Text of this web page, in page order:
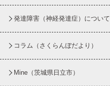
発達障害（神経発達症）について
コラム （さくらんぼだより）
Mine（茨城県日立市）